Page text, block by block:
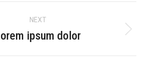
NEXT
Proyecto
ipsum dolor